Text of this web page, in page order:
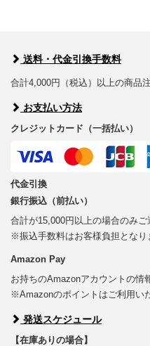
送料・代金引換手数料
合計4,000円（税込）以上の商品
お支払い方法
クレジットカード（一括払い）
代金引換
銀行振込（前払い）
合計が15,000円以上の場合のみご
※振込手数料はお客様負担となり
Amazon Pay
お持ちのAmazonアカウントの情
※Amazonのポイントはご利用い
発送スケジュール
【在庫ありの場合】